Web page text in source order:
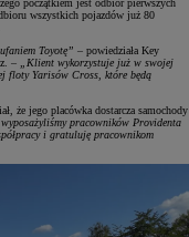
początkiem jest odbiór pierwszych
wszystkich pojazdów już 80
Toyotę” – powiedziała Key
–
„Klient wykorzystuje już w swojej
floty Yarisów Cross, które będą
że jego placówka dostarcza samochody
pracowników Providenta
i gratuluję pracownikom